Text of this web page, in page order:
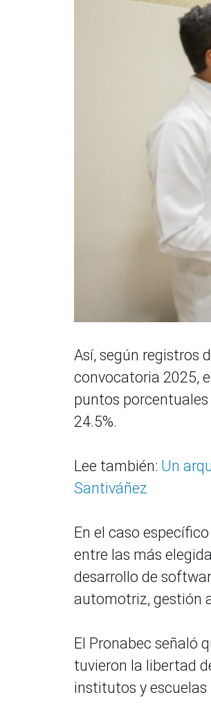
Así, según registros
convocatoria 2025,
puntos
24.5%.
Lee también: Un
Santiváñez
En el caso
entre las más
desarrollo de
automotriz, gestión
El Pronabec señaló
tuvieron la libertad
institutos y